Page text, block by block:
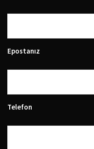
Epostanız
Telefon